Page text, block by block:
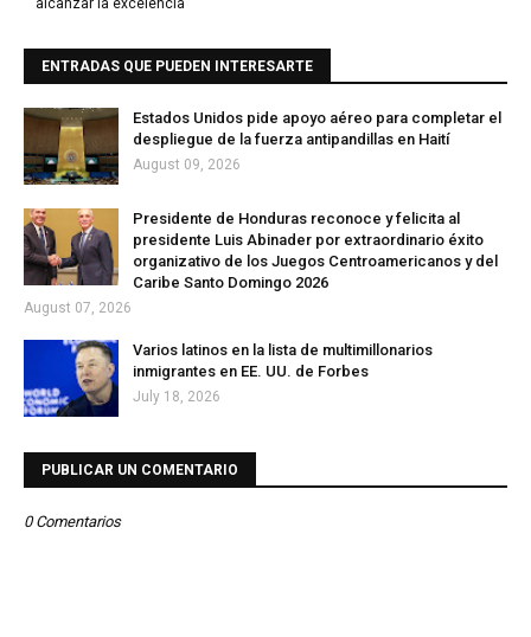
alcanzar la excelencia
ENTRADAS QUE PUEDEN INTERESARTE
Estados Unidos pide apoyo aéreo para completar el
despliegue de la fuerza antipandillas en Haití
August 09, 2026
Presidente de Honduras reconoce y felicita al
presidente Luis Abinader por extraordinario éxito
organizativo de los Juegos Centroamericanos y del
Caribe Santo Domingo 2026
August 07, 2026
Varios latinos en la lista de multimillonarios
inmigrantes en EE. UU. de Forbes
July 18, 2026
PUBLICAR UN COMENTARIO
0 Comentarios